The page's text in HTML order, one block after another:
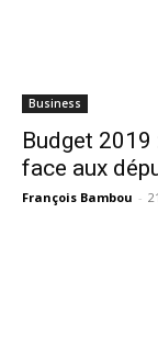
Business
Budget 2019
face aux
François Bambou -